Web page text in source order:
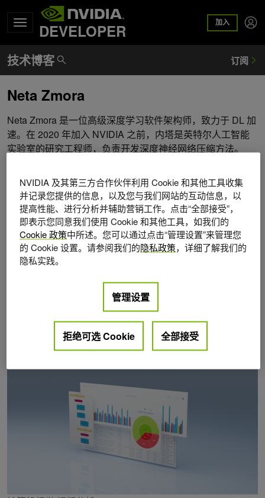
DEVELOPER 加入
Neta Zmora
Neta Zmora 是一位高级深度学习软件架构师，致力于 DL 加
速。在 2020 年加入 NVIDIA 之前，内塔是英特尔人工智能
实验室的研究工程师，负责开发深度神经网络压缩方法。
Posts by Neta Zmora
NVIDIA 及其第三方合作伙伴利用 Cookie 和其他工具收集
并记录您提供的信息，以及您与我们网站的互动信息，以
提高性能、进行分析并辅助营销工作。点击“全部接受”，
即表示您同意我们使用 Cookie 和其他工具，如我们的
Cookie 政策中所述。您可以通过点击“管理设置”来管理您
的 Cookie 设置。请参阅我们的隐私政策，详细了解我们的
隐私实践。
管理设置
拒绝可选 Cookie 全部接受